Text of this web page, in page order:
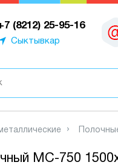
(8212) 25-95-16
Сыктывкар
МС-750